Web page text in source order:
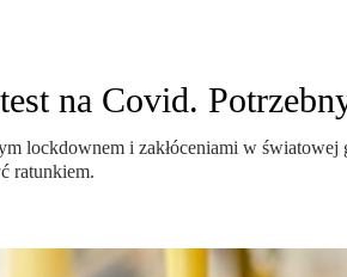
na Covid.
lockdownem i zakłóceniami w światowej
ratunkiem.